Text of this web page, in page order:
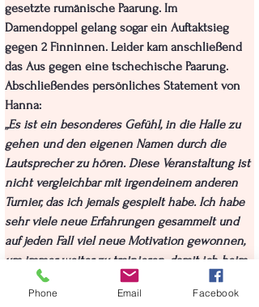
gesetzte rumänische Paarung. Im
Damendoppel gelang sogar ein Auftaktsieg
gegen 2 Finninnen. Leider kam anschließend
das Aus gegen eine tschechische Paarung.
Abschließendes persönliches Statement von
Hanna:
„Es ist ein besonderes Gefühl, in die Halle zu
gehen und den eigenen Namen durch die
Lautsprecher zu hören. Diese Veranstaltung ist
nicht vergleichbar mit irgendeinem anderen
Turnier, das ich jemals gespielt habe. Ich habe
sehr viele neue Erfahrungen gesammelt und
auf jeden Fall viel neue Motivation gewonnen,
um immer weiter zu trainieren, damit ich beim
nächsten Mal eine noch bessere Leistung auf
dem Feld zeigen kann.“
Phone Email Facebook